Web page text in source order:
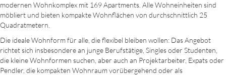
modernen Wohnkomplex mit 169 Apartments. Alle Wohneinheiten sind
möbliert und bieten kompakte Wohnflächen von durchschnittlich 25
Quadratmetern.
Die ideale Wohnform für alle, die flexibel bleiben wollen: Das Angebot
richtet sich insbesondere an junge Berufstätige, Singles oder Studenten,
die kleine Wohnformen suchen, aber auch an Projektarbeiter, Expats oder
Pendler, die kompakten Wohnraum vorübergehend oder als